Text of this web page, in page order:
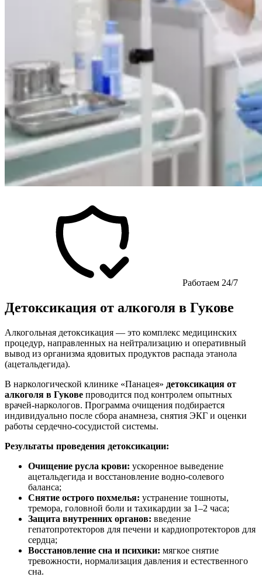
Работаем 24/7
Детоксикация от алкоголя в Гукове
Алкогольная детоксикация — это комплекс медицинских
процедур, направленных на нейтрализацию и оперативный
вывод из организма ядовитых продуктов распада этанола
(ацетальдегида).
В наркологической клинике «Панацея» детоксикация от
алкоголя в Гукове проводится под контролем опытных
врачей-наркологов. Программа очищения подбирается
индивидуально после сбора анамнеза, снятия ЭКГ и оценки
работы сердечно-сосудистой системы.
Результаты проведения детоксикации:
Очищение русла крови: ускоренное выведение
ацетальдегида и восстановление водно-солевого
баланса;
Снятие острого похмелья: устранение тошноты,
тремора, головной боли и тахикардии за 1–2 часа;
Защита внутренних органов: введение
гепатопротекторов для печени и кардиопротекторов для
сердца;
Восстановление сна и психики: мягкое снятие
тревожности, нормализация давления и естественного
сна.